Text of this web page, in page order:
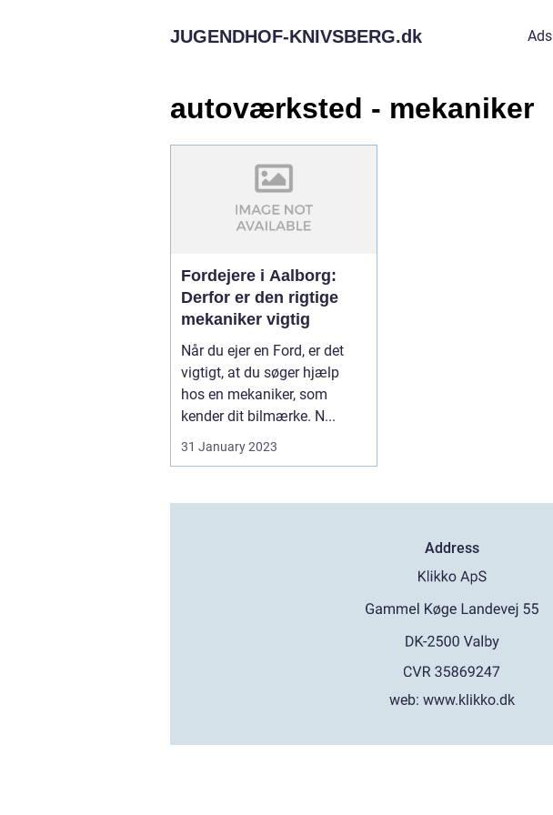
JUGENDHOF-KNIVSBERG.dk Ads
autoværksted - mekaniker
Fordejere i Aalborg:
Derfor er den rigtige
mekaniker vigtig
Når du ejer en Ford, er det
vigtigt, at du søger hjælp
hos en mekaniker, som
kender dit bilmærke. N...
31 January 2023
Address
web:www.klikko.dk